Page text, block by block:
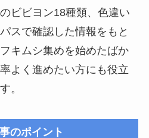
ビビヨン18種類、色違い
スで確認した情報をもと
キムシ集めを始めたばか
よく進めたい方にも役立
。
のポイント